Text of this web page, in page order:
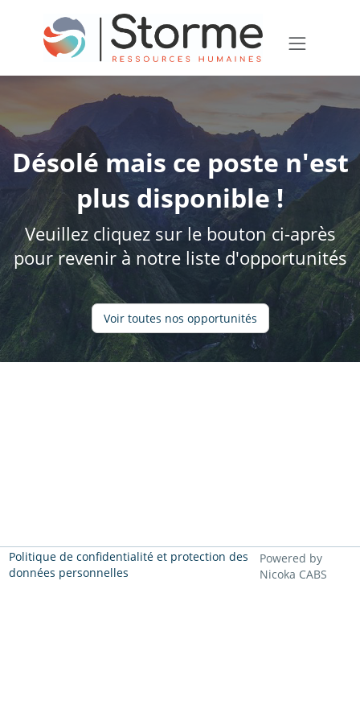
Désolé mais ce poste n'est
plus disponible !
Veuillez cliquez sur le bouton ci-après
pour revenir à notre liste d'opportunités
Voir toutes nos opportunités
Politique de confidentialité et protection des
données personnelles
Powered by
Nicoka CABS